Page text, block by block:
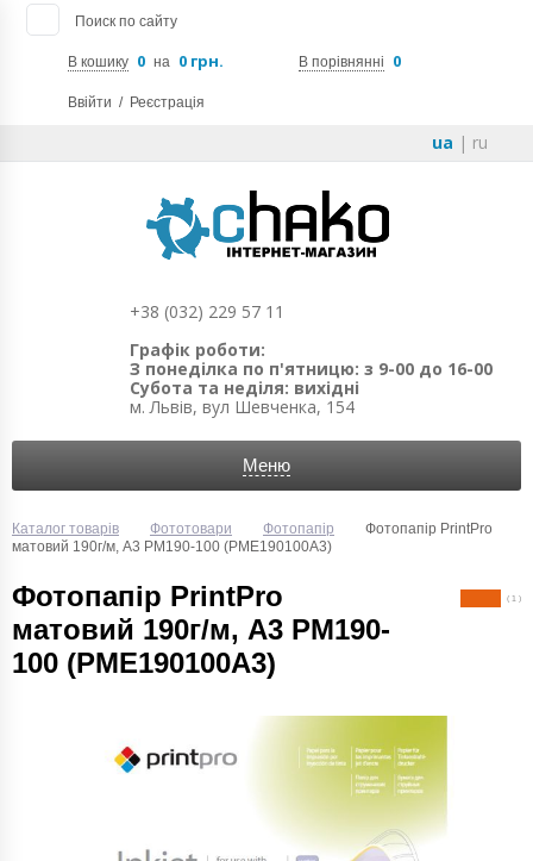
Поиск по сайту
В кошику 0 на 0 грн. В порівнянні 0
Ввійти / Реєстрація
ua | ru
+38 (032) 229 57 11
Графік роботи:
З понеділка по п'ятницю: з 9-00 до 16-00
Субота та неділя: вихідні
м. Львів, вул Шевченка, 154
Меню
Каталог товарів Фототовари Фотопапір
Фотопапір PrintPro
матовий 190г/м, A3 PM190-100 (PME190100A3)
Фотопапір PrintPro
матовий 190г/м, A3 PM190-
100 (PME190100A3)
( 1 )